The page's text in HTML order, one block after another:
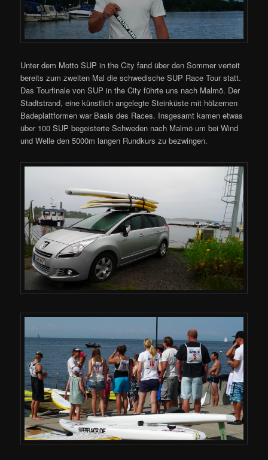
Unter dem Motto SUP in the City fand über den Sommer verteit
bereits zum zweiten Mal die schwedische SUP Race Tour statt.
Das Tourfinale von SUP in the City führte uns nach Malmö. Der
Stadtstrand, eine künstlich angelegte Steinküste mit hölzernen
Badeplattformen war Basis des Races. Insgesamt kamen etwas
über 100 SUP begeisterte Schweden nach Malmö um bei Wind
und Welle den 5000m langen Rundkurs zu bezwingen.